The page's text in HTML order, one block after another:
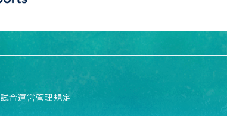
試合運営管理規定